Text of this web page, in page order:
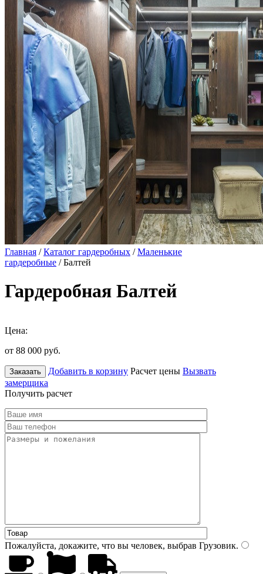
Главная /Каталог гардеробных /Маленькие
гардеробные / Балтей
Гардеробная Балтей
Цена:
от 88 000 руб.
Заказать Добавить в корзину Расчет цены Вызвать
замерщика
Получить расчет
Пожалуйста, докажите, что вы человек, выбрав Грузовик.